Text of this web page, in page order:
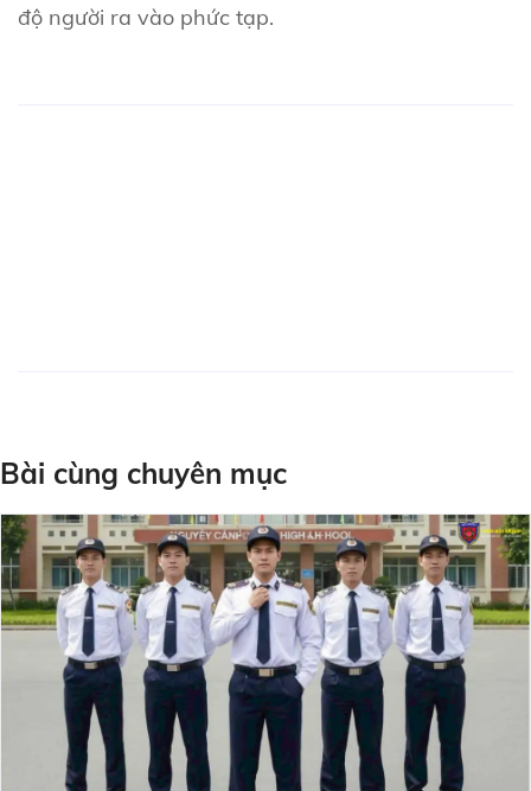
độ người ra vào phức tạp.
Bài cùng chuyên mục